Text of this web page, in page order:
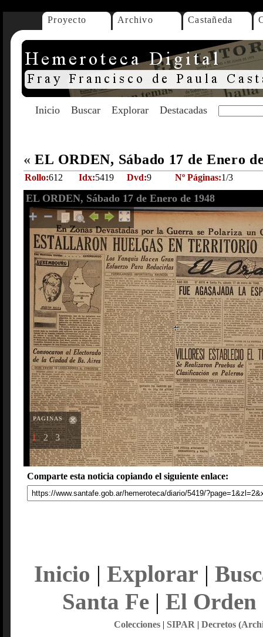
Proyecto Archivo Castañeda
Inicio Buscar Explorar Destacadas
« EL ORDEN, Sábado 17 de Enero
Rollo:612 Idx:5419 Dvd:9 Nº Páginas:1/3
EL ORDEN, Sábado 17 de Enero de 1948
PAGINAS
1 2 3
Comparte esta noticia copiando el siguiente enlace:
Inicio | Explorar |
Santa Fe| El Orden
Colecciones| SIPAR | Decretos